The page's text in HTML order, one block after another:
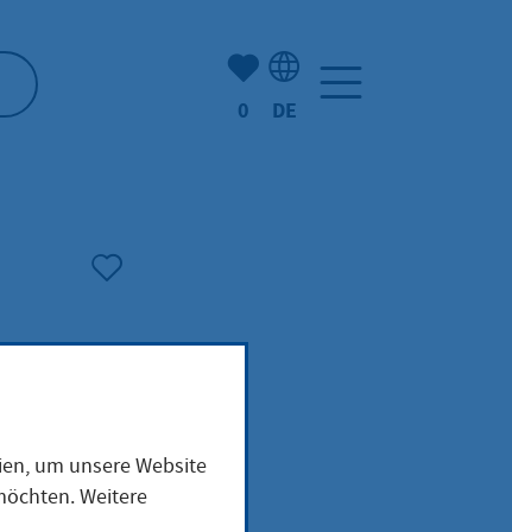
Anzahl der gemerkten
0 DE
um unsere Website
Weitere